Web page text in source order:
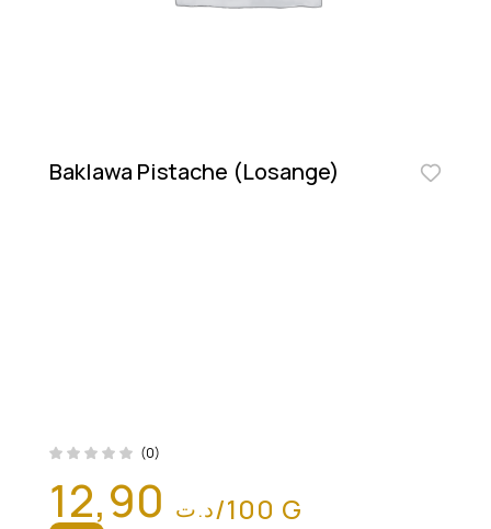
Baklawa Pistache (Losange)
(0)
د.ت/100 G